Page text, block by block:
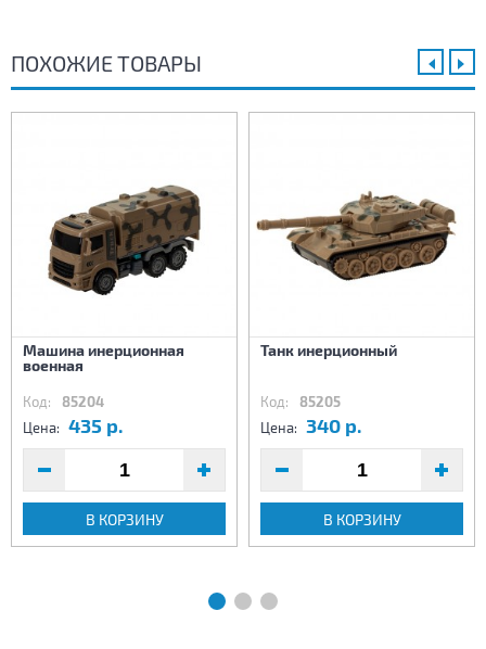
ПОХОЖИЕ ТОВАРЫ
Машина инерционная
военная
Код: 85204
Цена: 435 р.
В КОРЗИНУ
Танк инерционный
Код: 85205
Цена: 340 р.
В КОРЗИНУ